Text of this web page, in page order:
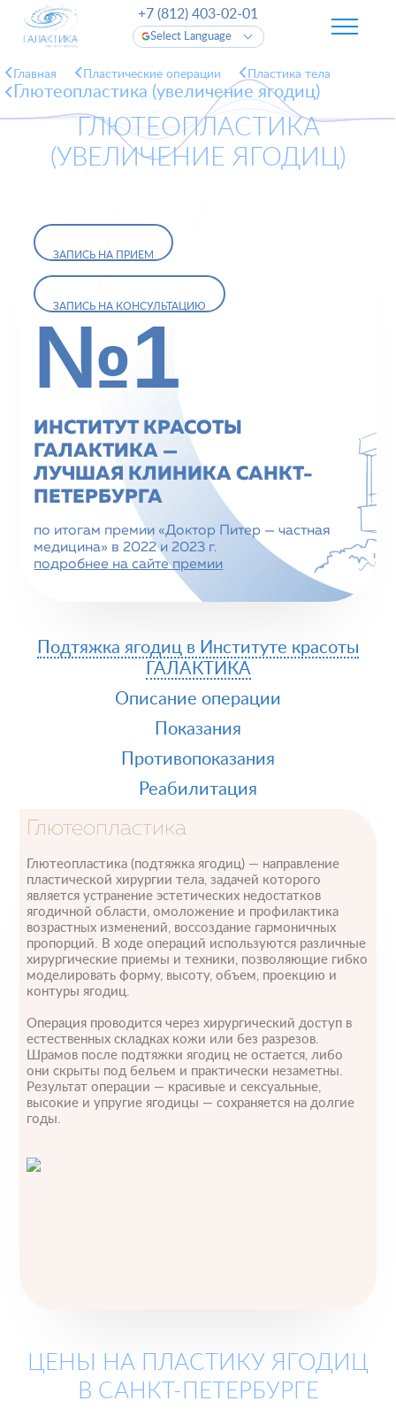
Select Language
+7 (812) 403-02-01
Главная Пластические операции Пластика тела
Глютеопластика (увеличение ягодиц)
ГЛЮТЕОПЛАСТИКА
(УВЕЛИЧЕНИЕ ЯГОДИЦ)
№1
ЗАПИСЬ НА ПРИЕМ
ЗАПИСЬ НА КОНСУЛЬТАЦИЮ
ИНСТИТУТ КРАСОТЫ
ГАЛАКТИКА —
ЛУЧШАЯ КЛИНИКА CАНКТ-
ПЕТЕРБУРГА
по итогам премии «Доктор Питер — частная
медицина» в 2022 и 2023 г.
подробнее на сайте премии
Подтяжка ягодиц в Институте красоты
ГАЛАКТИКА
Описание операции
Показания
Противопоказания
Реабилитация
Глютеопластика
Глютеопластика (подтяжка ягодиц) — направление
пластической хирургии тела, задачей которого
является устранение эстетических недостатков
ягодичной области, омоложение и профилактика
возрастных изменений, воссоздание гармоничных
пропорций. В ходе операций используются различные
хирургические приемы и техники, позволяющие гибко
моделировать форму, высоту, объем, проекцию и
контуры ягодиц.
Операция проводится через хирургический доступ в
естественных складках кожи или без разрезов.
Шрамов после подтяжки ягодиц не остается, либо
они скрыты под бельем и практически незаметны.
Результат операции — красивые и сексуальные,
высокие и упругие ягодицы — сохраняется на долгие
годы.
ЦЕНЫ НА ПЛАСТИКУ ЯГОДИЦ
В САНКТ-ПЕТЕРБУРГЕ